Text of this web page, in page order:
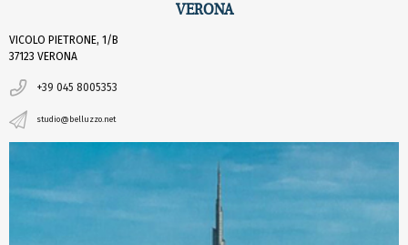
VERONA
VICOLO PIETRONE, 1/B
37123 VERONA
+39 045 8005353
studio@belluzzo.net